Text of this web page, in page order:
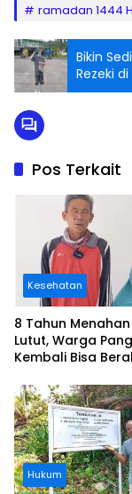
ramadan 1444 H
Bikin
Rezeki
Pos Terkait
Kesehatan
8 Tahun
Lutut, Warga
Kembali Bisa
Ditanggung BPJS
Hukum